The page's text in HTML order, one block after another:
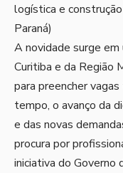
logística e
Paraná)
A novidade surge
Curitiba e da Região
para preencher
tempo, o avanço da
e das novas
procura por
iniciativa do Governo